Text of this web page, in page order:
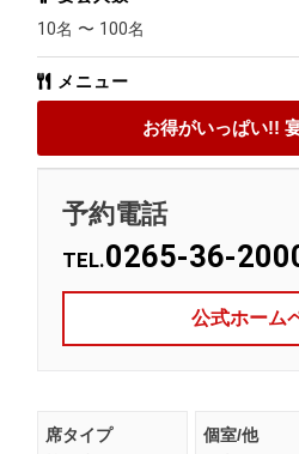
10名 〜 100名
メニュー
お得がいっぱい!!
予約電話
TEL.0265-36-
公式ホーム
席タイプ
個室/他